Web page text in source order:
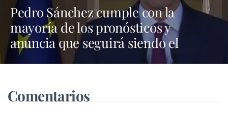
Pedro Sánchez cumple con la
mayoría de los pronósticos y
anuncia que seguirá siendo el
presidente de todos los españoles
Comentarios